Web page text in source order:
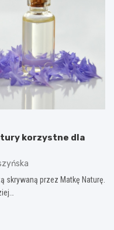
korzystne dla
skrywaną przez Matkę Naturę.